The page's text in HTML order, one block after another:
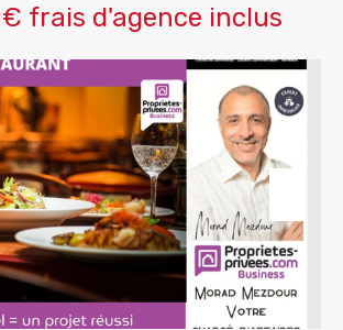
frais d'agence inclus